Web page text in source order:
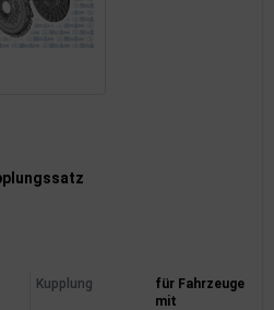
Kupplung
für Fahrzeuge
mit